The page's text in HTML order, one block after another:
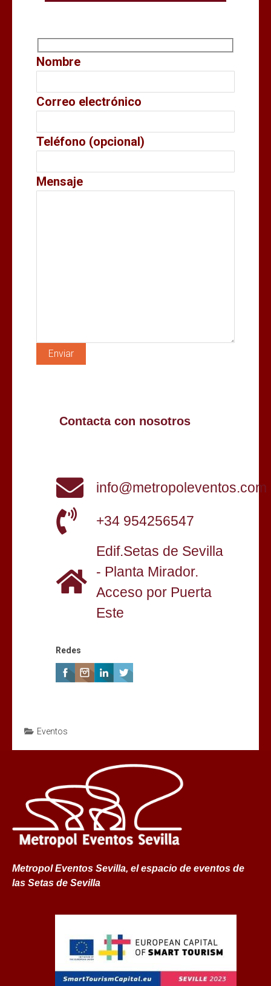
Nombre
Correo electrónico
Teléfono (opcional)
Mensaje
Contacta con nosotros
info@metropoleventos.com
+34 954256547
Edif.Setas de Sevilla
- Planta Mirador.
Acceso por Puerta
Este
Redes
Eventos
Metropol Eventos Sevilla, el espacio de eventos de
las Setas de Sevilla